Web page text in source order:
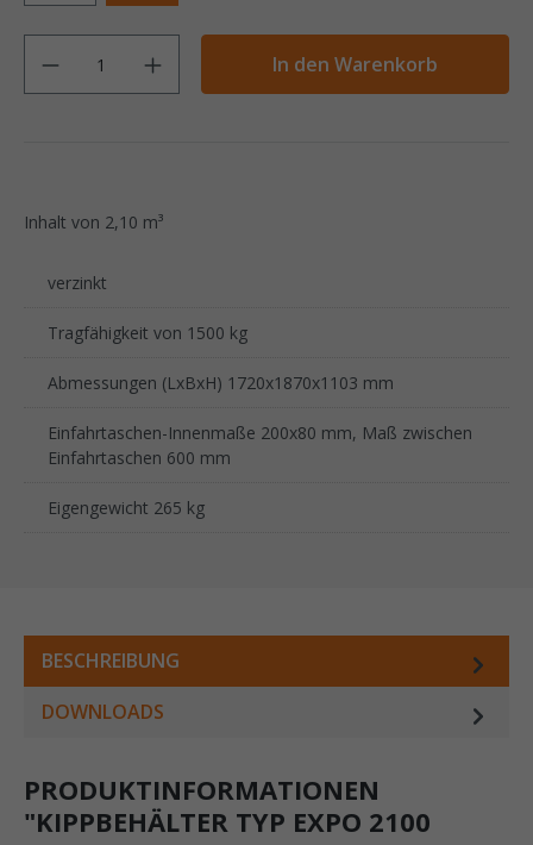
In den Warenkorb
Inhalt von 2,10 m³
verzinkt
Tragfähigkeit von 1500 kg
Abmessungen (LxBxH) 1720x1870x1103 mm
Einfahrtaschen-Innenmaße 200x80 mm, Maß zwischen
Einfahrtaschen 600 mm
Eigengewicht 265 kg
BESCHREIBUNG
DOWNLOADS
PRODUKTINFORMATIONEN
"KIPPBEHÄLTER TYP EXPO 2100